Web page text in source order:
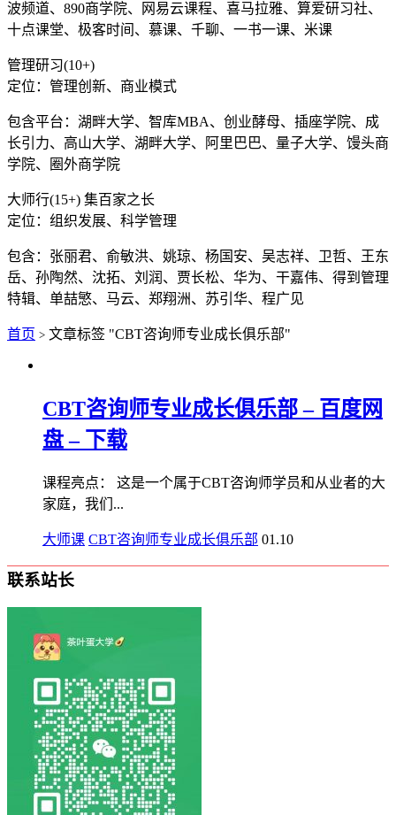
波频道、890商学院、网易云课程、喜马拉雅、算爱研习社、
十点课堂、极客时间、慕课、千聊、一书一课、米课
管理研习(10+)
定位：管理创新、商业模式
包含平台：湖畔大学、智库MBA、创业酵母、插座学院、成
长引力、高山大学、湖畔大学、阿里巴巴、量子大学、馒头商
学院、圈外商学院
大师行(15+) 集百家之长
定位：组织发展、科学管理
包含：张丽君、俞敏洪、姚琼、杨国安、吴志祥、卫哲、王东
岳、孙陶然、沈拓、刘润、贾长松、华为、干嘉伟、得到管理
特辑、单喆慜、马云、郑翔洲、苏引华、程广见
首页 > 文章标签 "CBT咨询师专业成长俱乐部"
CBT咨询师专业成长俱乐部 – 百度网
盘 – 下载
课程亮点： 这是一个属于CBT咨询师学员和从业者的大
家庭，我们...
大师课 CBT咨询师专业成长俱乐部 01.10
联系站长